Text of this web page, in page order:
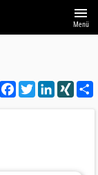
menu
Menü
Facebook
Twitter XING